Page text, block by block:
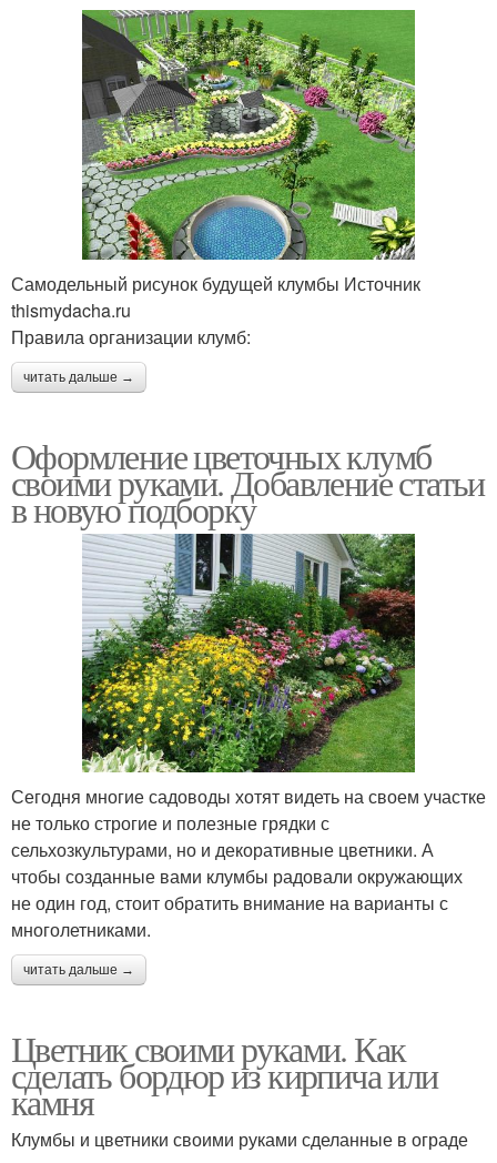
Самодельный рисунок будущей клумбы Источник
thismydacha.ru
Правила организации клумб:
читать дальше →
Оформление цветочных клумб
своими руками. Добавление статьи
в новую подборку
Сегодня многие садоводы хотят видеть на своем участке
не только строгие и полезные грядки с
сельхозкультурами, но и декоративные цветники. А
чтобы созданные вами клумбы радовали окружающих
не один год, стоит обратить внимание на варианты с
многолетниками.
читать дальше →
Цветник своими руками. Как
сделать бордюр из кирпича или
камня
Клумбы и цветники своими руками сделанные в ограде